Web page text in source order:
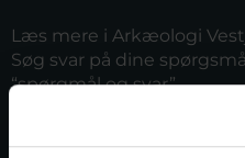
Læs mere i Arkæologi
Søg svar på dine
“spørgmål og svar”
Slots- og